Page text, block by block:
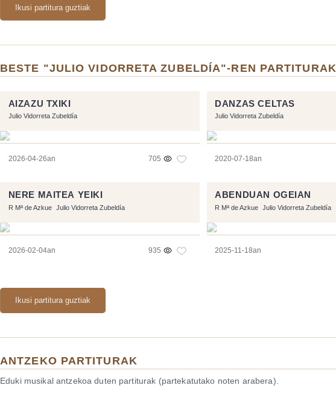
Ikusi partitura guztiak
BESTE "JULIO VIDORRETA ZUBELDÍA"-REN PARTITURAK
AIZAZU TXIKI
Julio Vidorreta Zubeldía
2026-04-26an 705
DANZAS CELTAS
Julio Vidorreta Zubeldía
2020-07-18an
NERE MAITEA YEIKI
R Mª de Azkue Julio Vidorreta Zubeldía
2026-02-04an 935
ABENDUAN OGEIAN
R Mª de Azkue Julio Vidorreta Zubeldía
2025-11-18an
Ikusi partitura guztiak
ANTZEKO PARTITURAK
Eduki musikal antzekoa duten partiturak (partekatutako noten arabera).